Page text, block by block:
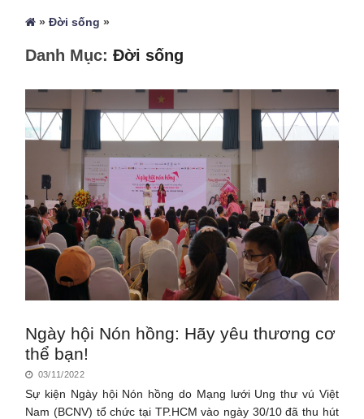
»Đời sống »
Danh Mục:Đời sống
Ngày hội Nón hồng: Hãy yêu thương cơ
thể bạn!
03/11/2022
Sự kiện Ngày hội Nón hồng do Mạng lưới Ung thư vú Việt
Nam (BCNV) tổ chức tại TP.HCM vào ngày 30/10 đã thu hút